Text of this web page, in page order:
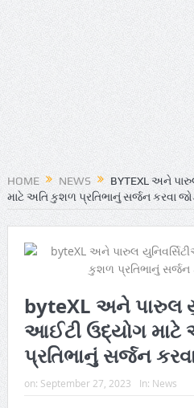
HOME NEWS
BYTEXL અને
માટે અતિ કુશળ પ્રતિભાનું સર્જન કરવા
byteXL અને પારુલ
આઈટી ઉદ્યોગ માટે
પ્રતિભાનું સર્જન
on: September 27, 2023 In: News